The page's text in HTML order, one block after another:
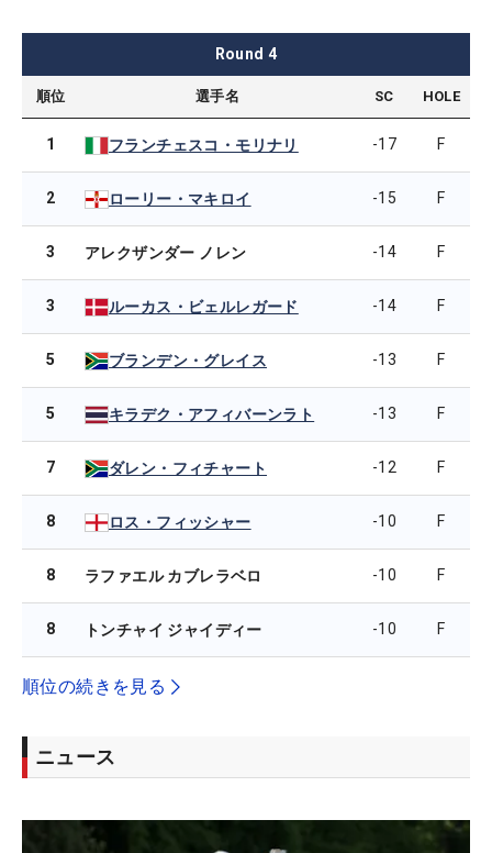
Round 4
順位 選手名 SC HOLE
1 フランチェスコ・モリナリ -17 F
2 ローリー・マキロイ -15 F
3 アレクザンダー ノレン -14 F
3 ルーカス・ビェルレガード -14 F
5 ブランデン・グレイス -13 F
5 キラデク・アフィバーンラト -13 F
7 ダレン・フィチャート -12 F
8 ロス・フィッシャー -10 F
8 ラファエル カブレラベロ -10 F
8 トンチャイ ジャイディー -10 F
順位の続きを見る
ニュース